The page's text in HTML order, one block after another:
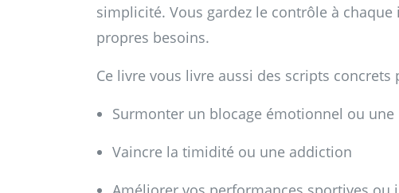
simplicité. Vous gardez le contrôle à
propres besoins.
Ce livre vous livre aussi des scripts
Surmonter un blocage émotionnel ou une
Vaincre la timidité ou une addiction